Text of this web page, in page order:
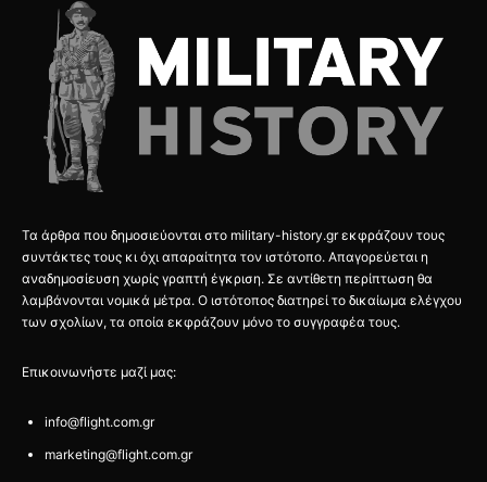
Τα άρθρα που δημοσιεύονται στο military-history.gr εκφράζουν τους
συντάκτες τους κι όχι απαραίτητα τον ιστότοπο. Απαγορεύεται η
αναδημοσίευση χωρίς γραπτή έγκριση. Σε αντίθετη περίπτωση θα
λαμβάνονται νομικά μέτρα. Ο ιστότοπος διατηρεί το δικαίωμα ελέγχου
των σχολίων, τα οποία εκφράζουν μόνο το συγγραφέα τους.
Επικοινωνήστε μαζί μας:
info@flight.com.gr
marketing@flight.com.gr